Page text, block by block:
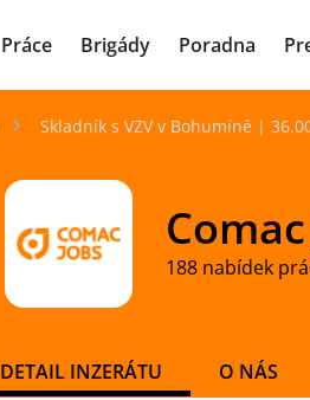
Práce Brigády Poradna
Skladník s VZV v Bohumíně |
188 nabídek
DETAIL INZERÁTU O NÁS